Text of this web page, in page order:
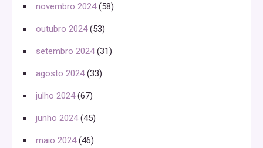
novembro 2024(58)
outubro 2024(53)
setembro 2024(31)
agosto 2024(33)
julho 2024(67)
junho 2024(45)
maio 2024(46)